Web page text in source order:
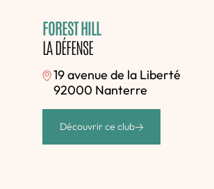
FOREST HILL
LA DÉFENSE
19 avenue de la Liberté
92000 Nanterre
Découvrir ce club